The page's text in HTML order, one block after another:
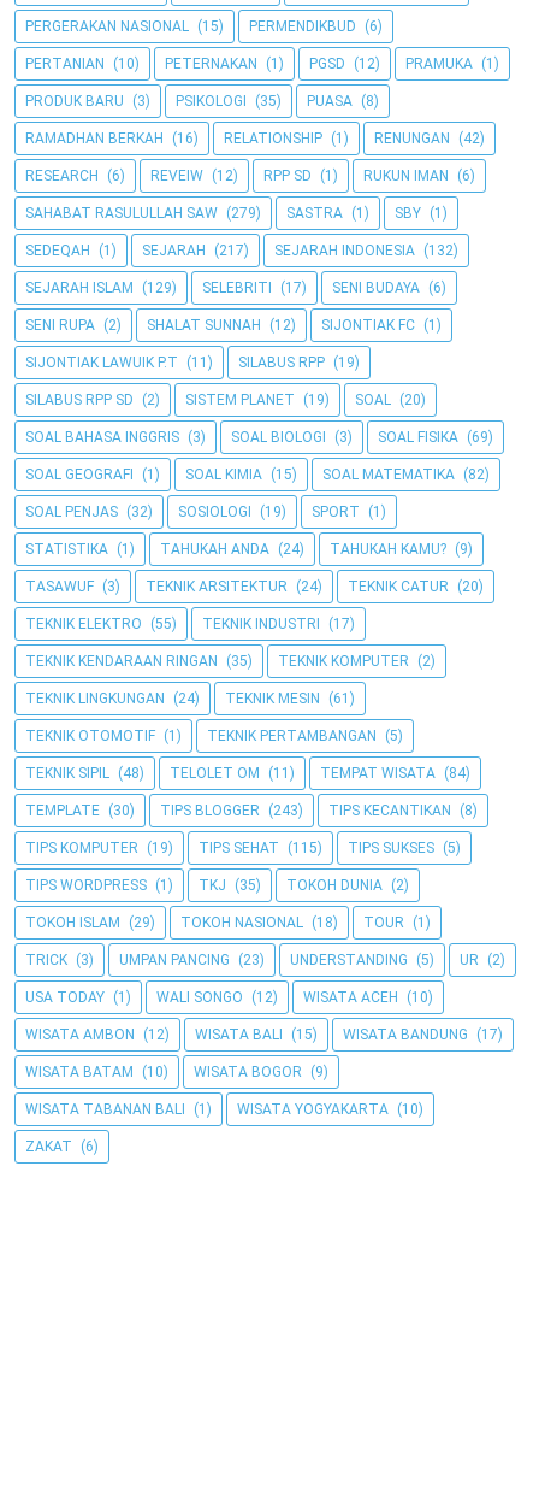
PERGERAKAN NASIONAL (15) PERMENDIKBUD (6)
PERTANIAN (10) PETERNAKAN (1) PGSD (12) PRAMUKA (1)
PRODUK BARU (3) PSIKOLOGI (35) PUASA (8)
RAMADHAN BERKAH (16) RELATIONSHIP (1) RENUNGAN (42)
RESEARCH (6) REVEIW (12) RPP SD (1) RUKUN IMAN (6)
SAHABAT RASULULLAH SAW (279) SASTRA (1) SBY (1)
SEDEQAH (1) SEJARAH (217) SEJARAH INDONESIA (132)
SEJARAH ISLAM (129) SELEBRITI (17) SENI BUDAYA (6)
SENI RUPA (2) SHALAT SUNNAH (12) SIJONTIAK FC (1)
SIJONTIAK LAWUIK P.T (11) SILABUS RPP (19)
SILABUS RPP SD (2) SISTEM PLANET (19) SOAL (20)
SOAL BAHASA INGGRIS (3) SOAL BIOLOGI (3) SOAL FISIKA (69)
SOAL GEOGRAFI (1) SOAL KIMIA (15) SOAL MATEMATIKA (82)
SOAL PENJAS (32) SOSIOLOGI (19) SPORT (1)
STATISTIKA (1) TAHUKAH ANDA (24) TAHUKAH KAMU? (9)
TASAWUF (3) TEKNIK ARSITEKTUR (24) TEKNIK CATUR (20)
TEKNIK ELEKTRO (55) TEKNIK INDUSTRI (17)
TEKNIK KENDARAAN RINGAN (35) TEKNIK KOMPUTER (2)
TEKNIK LINGKUNGAN (24) TEKNIK MESIN (61)
TEKNIK OTOMOTIF (1) TEKNIK PERTAMBANGAN (5)
TEKNIK SIPIL (48) TELOLET OM (11) TEMPAT WISATA (84)
TEMPLATE (30) TIPS BLOGGER (243) TIPS KECANTIKAN (8)
TIPS KOMPUTER (19) TIPS SEHAT (115) TIPS SUKSES (5)
TIPS WORDPRESS (1) TKJ (35) TOKOH DUNIA (2)
TOKOH ISLAM (29) TOKOH NASIONAL (18) TOUR (1)
TRICK (3) UMPAN PANCING (23) UNDERSTANDING (5) UR (2)
USA TODAY (1) WALI SONGO (12) WISATA ACEH (10)
WISATA AMBON (12) WISATA BALI (15) WISATA BANDUNG (17)
WISATA BATAM (10) WISATA BOGOR (9)
WISATA TABANAN BALI (1) WISATA YOGYAKARTA (10)
ZAKAT (6)